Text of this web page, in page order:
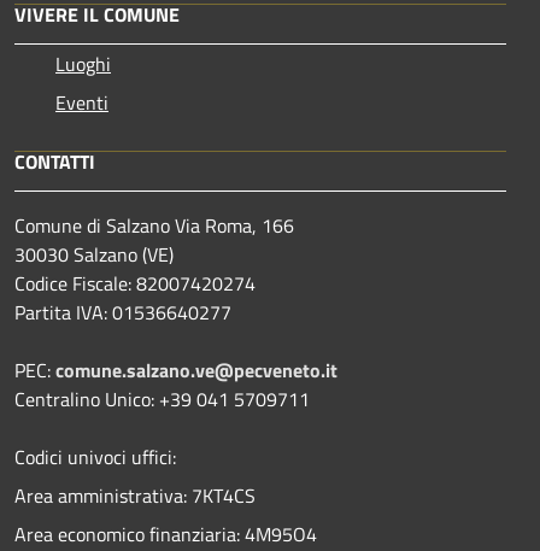
VIVERE IL COMUNE
Luoghi
Eventi
CONTATTI
Comune di Salzano Via Roma, 166
30030 Salzano (VE)
Codice Fiscale: 82007420274
Partita IVA: 01536640277
PEC:comune.salzano.ve@pecveneto.it
Centralino Unico: +39 041 5709711
Codici univoci uffici:
Area amministrativa: 7KT4CS
Area economico finanziaria: 4M95O4